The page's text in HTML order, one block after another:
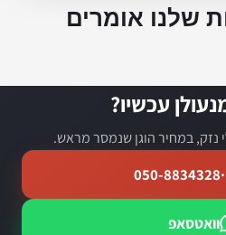
שלנו אומרים
עכשיו?
נזק, במחיר הוגן שנמסר מראש.
050-8834328
וואטסאפ